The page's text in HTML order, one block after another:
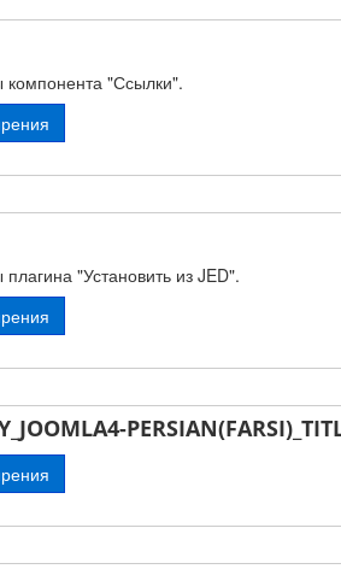
компонента "Ссылки".
"Установить из JED".